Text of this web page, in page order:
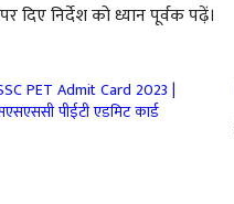
दिए निर्देश को ध्यान पूर्वक पढ़ें।
PET Admit Card 2023 |
पीईटी एडमिट कार्ड